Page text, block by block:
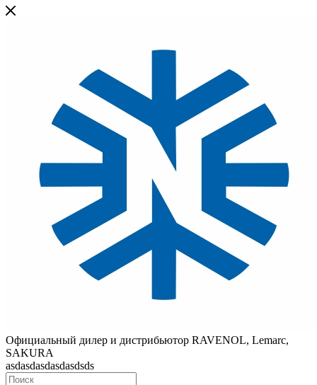
Официальный дилер и дистрибьютор RAVENOL, Lemarc,
SAKURA
asdasdasdasdasdsds